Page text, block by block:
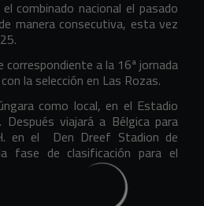
combinado nacional el pasado
manera consecutiva, esta vez
a la 16ª jornada
la selección en Las Rozas.
como local, en el Estadio
viajará a Bélgica para
en el Den Dreef Stadion de
fase de clasificación para el